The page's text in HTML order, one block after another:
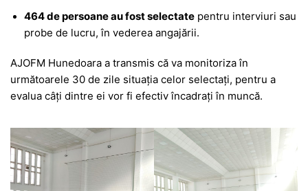
464 de persoane au fost selectate pentru interviuri sau
probe de lucru, în vederea angajării.
AJOFM Hunedoara a transmis că va monitoriza în
următoarele 30 de zile situația celor selectați, pentru a
evalua câți dintre ei vor fi efectiv încadrați în muncă.